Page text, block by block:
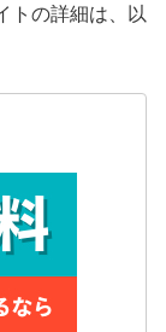
トの詳細は、以